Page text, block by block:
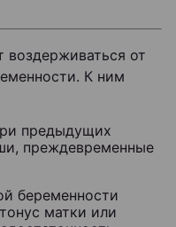
воздерживаться от
К ним
предыдущих
преждевременные
беременности
матки или